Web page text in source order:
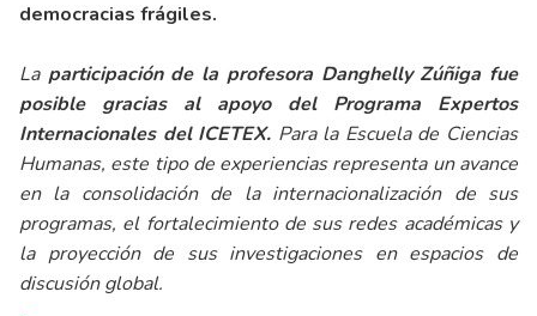
democracias frágiles.
La participación de la profesora Danghelly Zúñiga fue
posible gracias al apoyo del Programa Expertos
Internacionales del ICETEX. Para la Escuela de Ciencias
Humanas, este tipo de experiencias representa un avance
en la consolidación de la internacionalización de sus
programas, el fortalecimiento de sus redes académicas y
la proyección de sus investigaciones en espacios de
discusión global.